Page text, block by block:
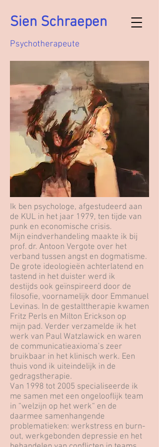
Sien Schraepen
Psychotherapeute
Ik ben psychologe, afgestudeerd aan
de KUL in het jaar 1979, ten tijde van
punk en economische crisis.
Mijn eindverhandeling maakte ik bij
prof. dr. Antoon Vergote over het
verband tussen angst en dogmatisme.
De grote ideologieën achterlatend en
tastend in het duister werd ik
destijds ook geïnspireerd door de
filosofie, voornamelijk door Emmanuel
Levinas. In de gestalttherapie kwamen
Fritz Perls en Milton Erickson op
mijn pad. Verder verzamelde ik het
werk van Paul Watzlawick en waren
de communicatieaxioma’s zeer
bruikbaar in het klinisch werk. Een
thuis vond ik uiteindelijk in de
gedragstherapie.
Van 1998 tot 2005 specialiseerde ik
me samen met een ongelooflijk team
in “welzijn op het werk“ en de
daarmee samenhangende
problematieken: werkstress en burn-
out, werkgebonden depressie en het